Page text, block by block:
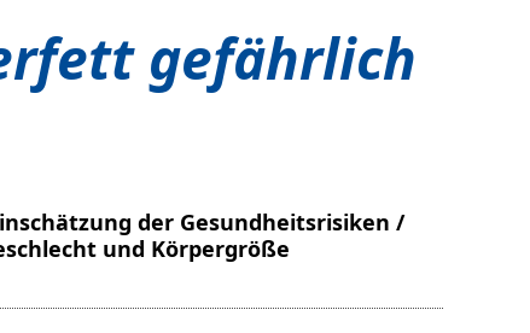
gefährlich
der Gesundheitsrisiken /
und Körpergröße